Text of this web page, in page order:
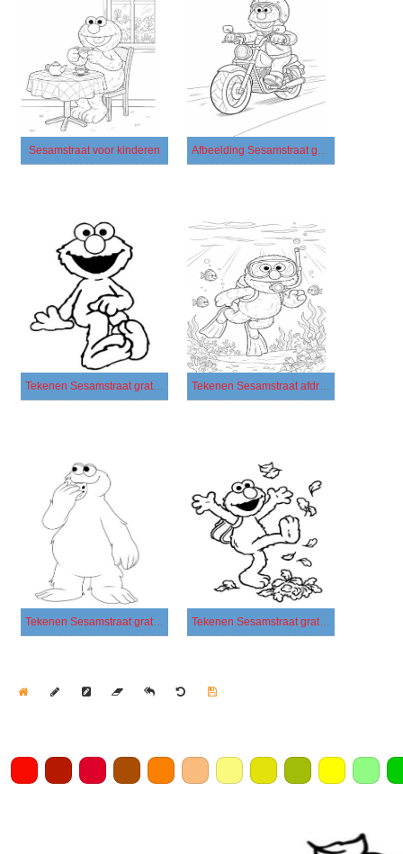
Sesamstraat voor kinderen Afbeelding Sesamstraat gratis afdrukbaar
Tekenen Sesamstraat gratis afdrukbaar simpel Tekenen Sesamstraat afdrukbaar simpel
Tekenen Sesamstraat gratis afdrukbaar Tekenen Sesamstraat gratis simpel